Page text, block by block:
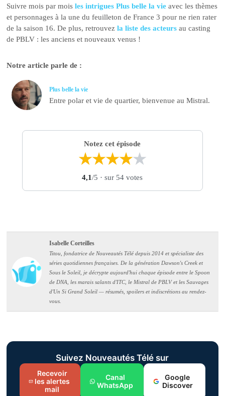
Suivre mois par moisles intrigues Plus belle la vie avec les thèmes
et personnages à la une du feuilleton de France 3 pour ne rien rater
de la saison 16. De plus, retrouvezla liste des acteurs au casting
de PBLV : les anciens et nouveaux venus !
Notre article parle de :
Plus belle la vie
Entre polar et vie de quartier, bienvenue au Mistral.
Notez cet épisode
★★★★★
4,1/5 · sur 54 votes
Isabelle Corteilles
Titou, fondatrice de Nouveautés Télé depuis 2014 et spécialiste des
séries quotidiennes françaises. De la génération Dawson's Creek et
Sous le Soleil, je décrypte aujourd'hui chaque épisode entre le Spoon
de DNA, les marais salants d'ITC, le Mistral de PBLV et les Sauvages
d'Un Si Grand Soleil — résumés, spoilers et indiscrétions au rendez-
vous.
Suivez Nouveautés Télé sur
Recevoir
les alertes
mail
Canal
WhatsApp
Google
Discover